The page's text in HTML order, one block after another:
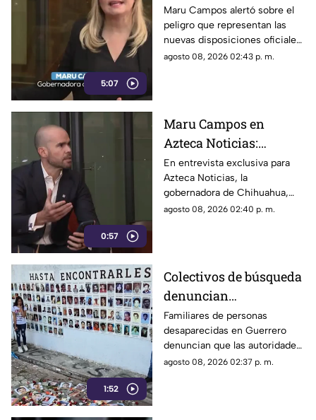
5:07
lineamientos: Alerta
que buscan sancionar a
medios críticos y
limitar la libertad de
Maru Campos alertó sobre el
peligro que representan las
nuevas disposiciones oficiales,
las cuales podrían utilizarse
agosto 08, 2026 02:43 p. m.
0:57
Maru Campos en
Azteca Noticias:
Advierte que nuevos
lineamientos del
Gobierno Federal
amenazan la libertad
En entrevista exclusiva para
Azteca Noticias, la
gobernadora de Chihuahua,
Maru Campos, alzó la voz
expresión.
agosto 08, 2026 02:40 p. m.
1:52
Colectivos de búsqueda
denuncian
restricciones para
ingresar a la sierra de
Chilpancingo
Familiares de personas
desaparecidas en Guerrero
denuncian que las autoridades
les negaron el
agosto 08, 2026 02:37 p. m.